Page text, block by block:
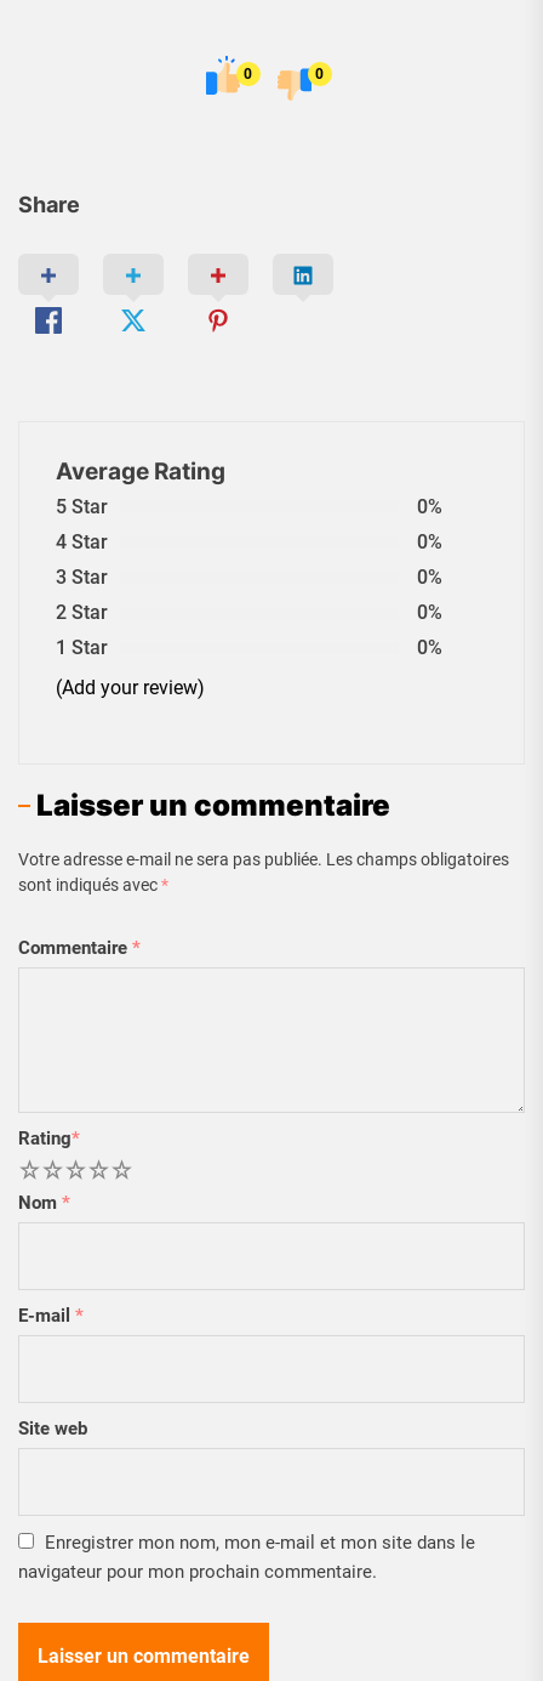
Share
0 0
Average Rating
5 Star
0%
4 Star
0%
3 Star
0%
2 Star
0%
1 Star
0%
(Add your review)
Laisser un commentaire
Votre adresse e-mail ne sera pas publiée. Les champs obligatoires
sont indiqués avec*
Commentaire *
Rating*
5
4
3
2
Nom *
E-mail *
Site web
Enregistrer mon nom, mon e-mail et mon site dans le
navigateur pour mon prochain commentaire.